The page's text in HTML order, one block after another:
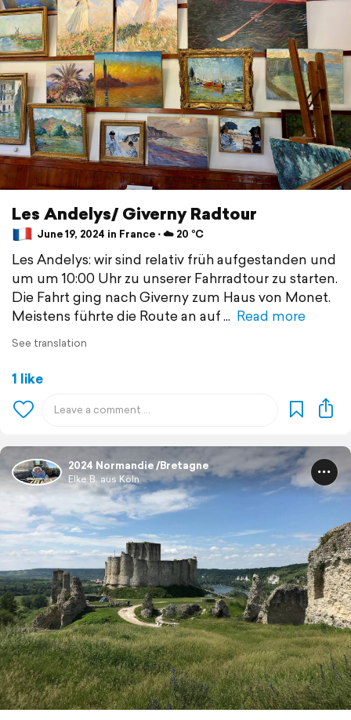
Les Andelys/ Giverny Radtour
June 19, 2024 in France ⋅ ☁️ 20 °C
Les Andelys: wir sind relativ früh aufgestanden und
um um 10:00 Uhr zu unserer Fahrradtour zu starten.
Die Fahrt ging nach Giverny zum Haus von Monet.
Meistens führte die Route an auf
Read more
See translation
1 like
2024 Normandie /Bretagne
Elke B. aus Köln